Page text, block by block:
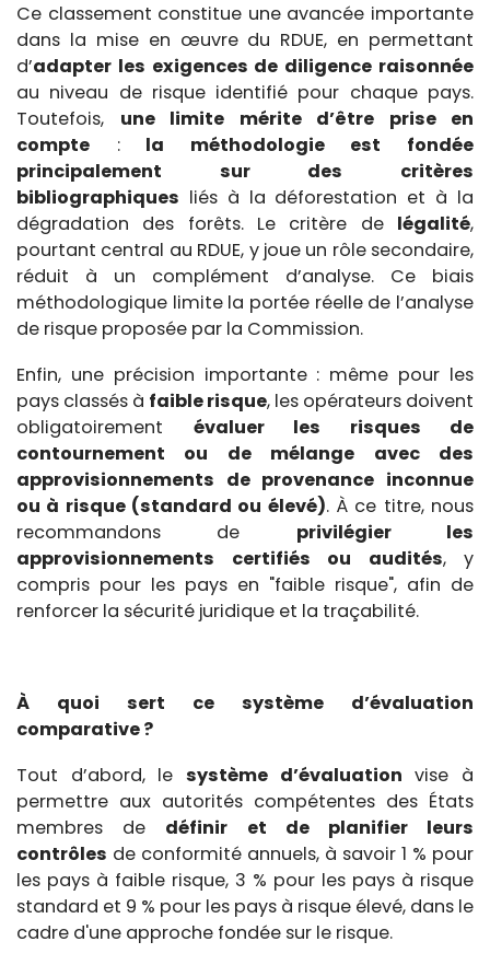
Ce classement constitue une avancée importante
dans la mise en œuvre du RDUE, en permettant
d’adapter les exigences de diligence raisonnée
au niveau de risque identifié pour chaque pays.
Toutefois, une limite mérite d’être prise en
compte :la méthodologie est fondée
principalement sur des critères
bibliographiques liés à la déforestation et à la
dégradation des forêts. Le critère de légalité,
pourtant central au RDUE, y joue un rôle secondaire,
réduit à un complément d’analyse. Ce biais
méthodologique limite la portée réelle de l’analyse
de risque proposée par la Commission.
Enfin, une précision importante : même pour les
pays classés à faible risque, les opérateurs doivent
obligatoirement évaluer les risques de
contournement ou de mélange avec des
approvisionnements de provenance inconnue
ou à risque (standard ou élevé). À ce titre, nous
recommandons de privilégier les
approvisionnements certifiés ou audités, y
compris pour les pays en "faible risque", afin de
renforcer la sécurité juridique et la traçabilité.
À quoi sert ce système d’évaluation
comparative ?
Tout d’abord, le système d’évaluation vise à
permettre aux autorités compétentes des États
membres de définir et de planifier leurs
contrôles de conformité annuels, à savoir 1 % pour
les pays à faible risque, 3 % pour les pays à risque
standard et 9 % pour les pays à risque élevé, dans le
cadre d'une approche fondée sur le risque.